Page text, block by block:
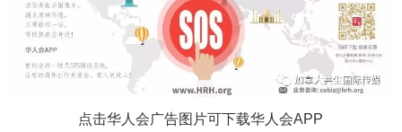
点击华人会广告图片可下载华人会APP